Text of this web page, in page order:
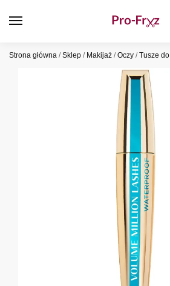
Strona główna /Sklep / Makijaż /Oczy /Tusze